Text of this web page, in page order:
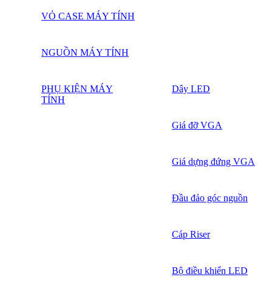
VỎ CASE MÁY TÍNH
NGUỒN MÁY TÍNH
PHỤ KIỆN MÁY
TÍNH
Dây LED
Giá đỡ VGA
Giá dựng đứng VGA
Đầu đảo góc nguồn
Cáp Riser
Bộ điều khiển LED